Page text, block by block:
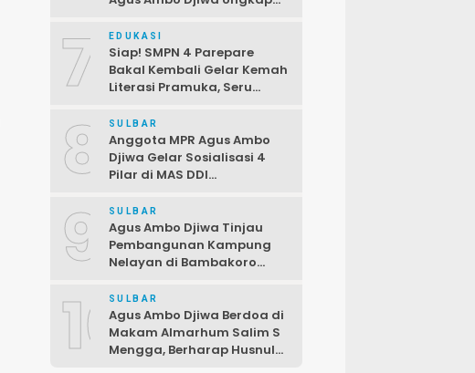
Antara Data dan Realitas di
Lapangan
7 EDUKASI
Siap! SMPN 4 Parepare
Bakal Kembali Gelar Kemah
Literasi Pramuka, Seru
8 SULBAR
Anggota MPR Agus Ambo
Djiwa Gelar Sosialisasi 4
Pilar di MAS DDI
Fraksi PDIP DPRD
Pasangkayu
9 SULBAR
Agus Ambo Djiwa Tinjau
Pembangunan Kampung
Nelayan di Bambakoro
Kawasan Perikanan Modern
dan Produktif
10SULBAR
Agus Ambo Djiwa Berdoa di
Makam Almarhum Salim S
Mengga, Berharap Husnul